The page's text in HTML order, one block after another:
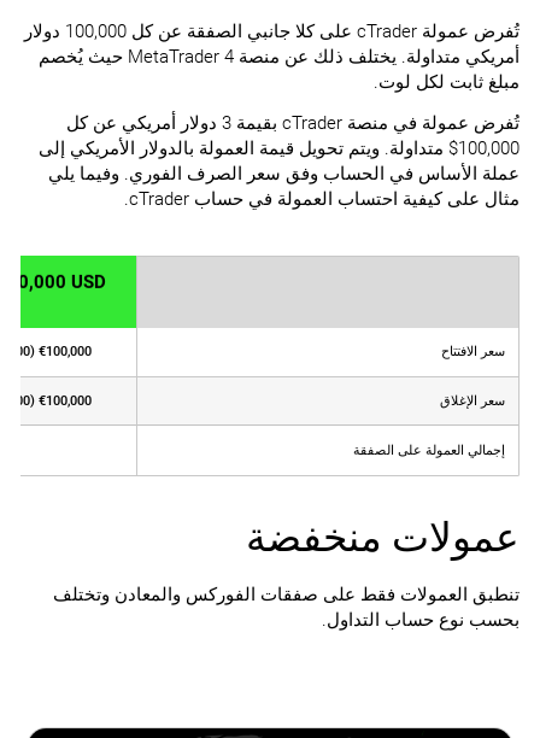
تُفرض عمولة cTrader على كلا جانبي الصفقة عن كل 100,000 دولار
أمريكي متداولة. يختلف ذلك عن منصة MetaTrader 4 حيث يُخصم
مبلغ ثابت لكل لوت.
تُفرض عمولة في منصة cTrader بقيمة 3 دولار أمريكي عن كل
100,000$ متداولة. ويتم تحويل قيمة العمولة بالدولار الأمريكي إلى
عملة الأساس في الحساب وفق سعر الصرف الفوري. وفيما يلي
مثال على كيفية احتساب العمولة في حساب cTrader.
سعر الافتتاح
سعر الإغلاق
إجمالي العمولة على الصفقة
USD
€100,000 x 1.3000 = USD $130,000 x (3 / 100,000)
€100,000 x 1.3100 = USD $131,000 x (3 / 100,000)
عمولات منخفضة
تنطبق العمولات فقط على صفقات الفوركس والمعادن وتختلف
بحسب نوع حساب التداول.